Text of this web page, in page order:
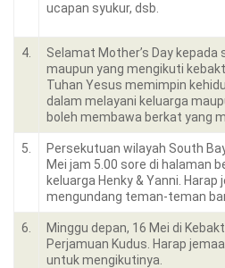
ucapan syukur, dsb.
4.
Selamat Mother’s Day kepada
maupun yang mengikuti
Tuhan Yesus memimpin
dalam melayani keluarga
boleh membawa berkat yang
5.
Persekutuan wilayah South
Mei jam 5.00 sore di halaman
keluarga Henky & Yanni.
mengundang teman-teman
6.
Minggu depan, 16 Mei di
Perjamuan Kudus. Harap
untuk mengikutinya.